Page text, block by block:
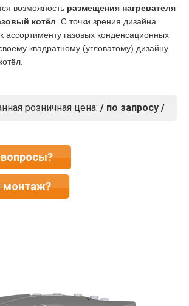
возможность размещения нагревателя
котёл . С точки зрения дизайна
ассортименту газовых конденсационных
квадратному (угловатому) дизайну
розничная цена: / по запросу /
монтаж?